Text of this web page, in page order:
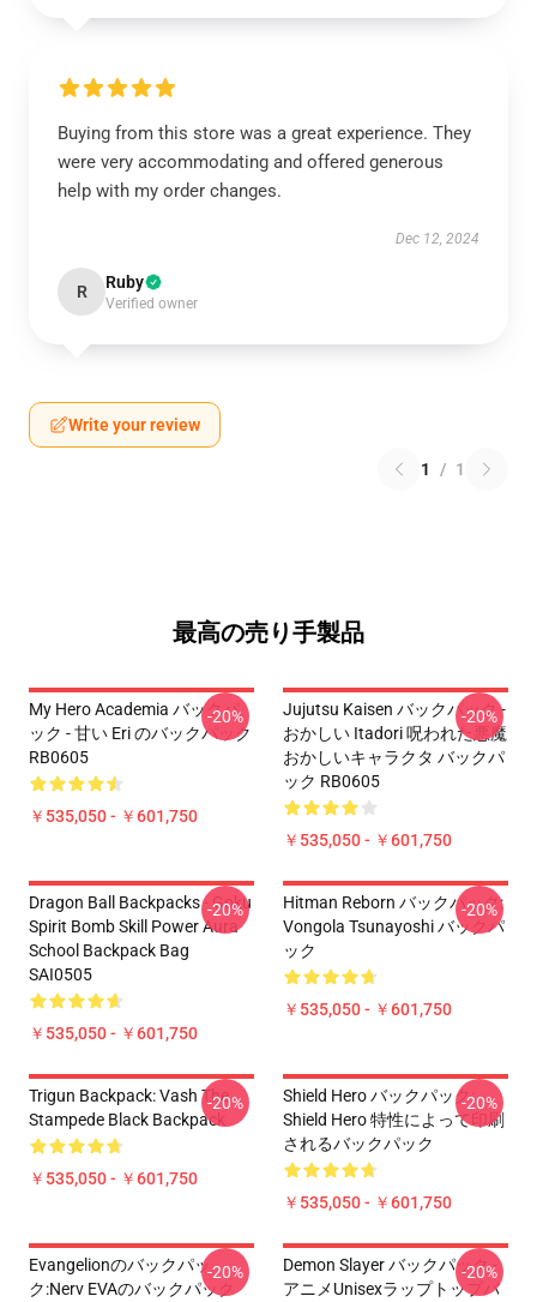
Buying from this store was a great experience. They
were very accommodating and offered generous
help with my order changes.
Dec 12, 2024
R Ruby
Verified owner
Write your review
1 / 1
最高の売り手製品
My Hero Academia バックパ
ック - 甘い Eri のバックパック
RB0605
￥535,050 - ￥601,750
-20%
Jujutsu Kaisen バックパック -
おかしい Itadori 呪われた悪魔
おかしいキャラクタ バックパ
ック RB0605
￥535,050 - ￥601,750
-20%
Dragon Ball Backpacks - Goku
Spirit Bomb Skill Power Aura
School Backpack Bag
SAI0505
￥535,050 - ￥601,750
-20%
Hitman Reborn バックパック:
Vongola Tsunayoshi バックパ
ック
￥535,050 - ￥601,750
-20%
Trigun Backpack: Vash The
Stampede Black Backpack
￥535,050 - ￥601,750
-20%
Shield Hero バックパック:
Shield Hero 特性によって印刷
されるバックパック
￥535,050 - ￥601,750
-20%
Evangelionのバックパッ
ク:Nerv EVAのバックパック
-20%
Demon Slayer バックパック -
アニメUnisexラップトップバ
-20%